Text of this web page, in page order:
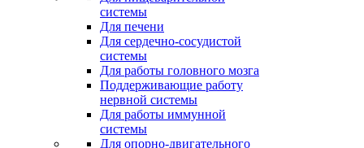
системы
Для печени
Для сердечно-сосудистой
системы
Для работы головного мозга
Поддерживающие работу
нервной системы
Для работы иммунной
системы
Для опорно-двигательного